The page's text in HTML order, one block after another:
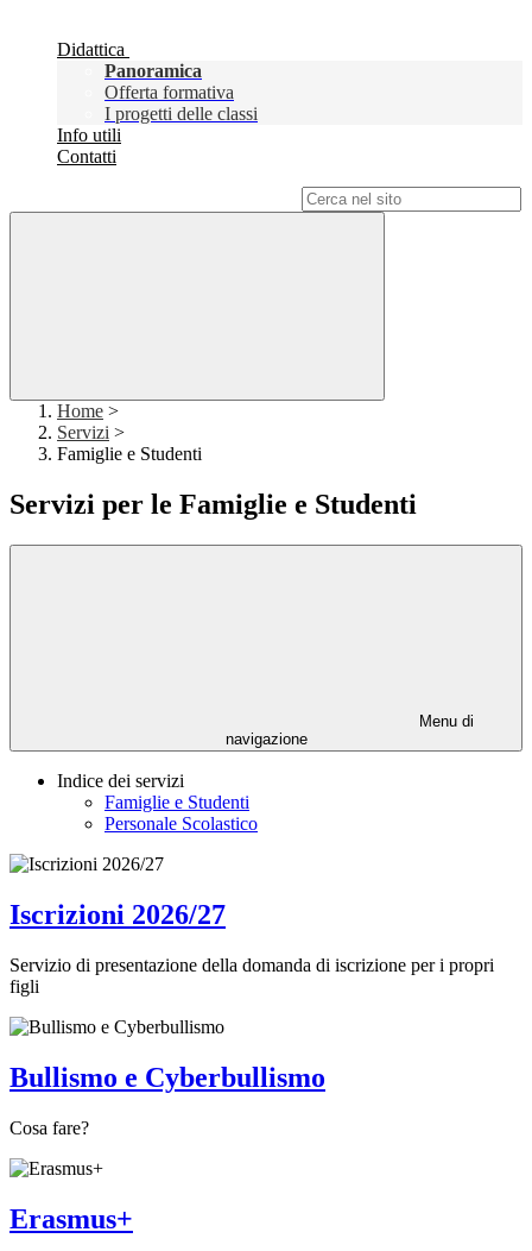
Didattica
Panoramica
Offerta formativa
I progetti delle classi
Info utili
Contatti
Home >
Servizi >
Famiglie e Studenti
Servizi per le Famiglie e Studenti
Menu di
navigazione
Indice dei servizi
Famiglie e Studenti
Personale Scolastico
Iscrizioni 2026/27
Servizio di presentazione della domanda di iscrizione per i propri
figli
Bullismo e Cyberbullismo
Cosa fare?
Erasmus+